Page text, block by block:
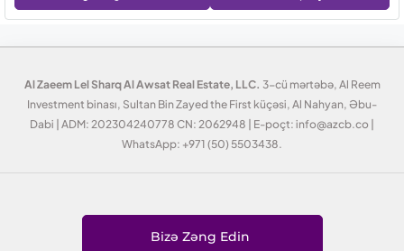
Al Zaeem Lel Sharq Al Awsat Real Estate, LLC. 3-cü mərtəbə, Al Reem
Investment binası, Sultan Bin Zayed the First küçəsi, Al Nahyan, Əbu-
Dabi | ADM: 202304240778 CN: 2062948 | E-poçt: info@azcb.co |
WhatsApp: +971 (50) 5503438.
Bizə Zəng Edin